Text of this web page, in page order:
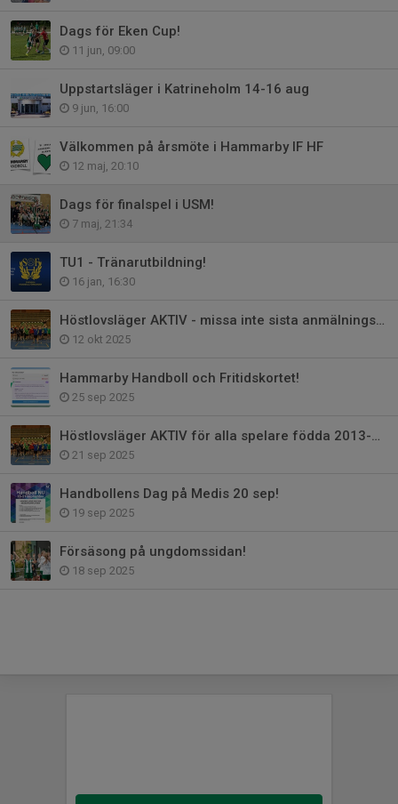
Dags för Eken Cup!
11 jun, 09:00
Uppstartsläger i Katrineholm 14-16 aug
9 jun, 16:00
Välkommen på årsmöte i Hammarby IF HF
12 maj, 20:10
Dags för finalspel i USM!
7 maj, 21:34
TU1 - Tränarutbildning!
16 jan, 16:30
Höstlovsläger AKTIV - missa inte sista anmälningsdag 14 oktober!
12 okt 2025
Hammarby Handboll och Fritidskortet!
25 sep 2025
Höstlovsläger AKTIV för alla spelare födda 2013-2016 - anmälan öppen!
21 sep 2025
Handbollens Dag på Medis 20 sep!
19 sep 2025
Försäsong på ungdomssidan!
18 sep 2025